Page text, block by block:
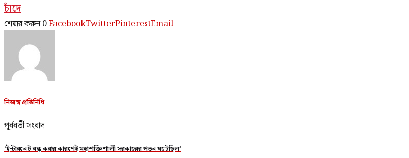
চাঁদে
শেয়ার করুন 0FacebookTwitterPinterestEmail
নিজস্ব প্রতিনিধি
পূর্ববর্তী সংবাদ
‘ইন্টারনেট বন্ধ করার কারণেই মহাশক্তিশালী সরকারের পতন ঘটেছিল’